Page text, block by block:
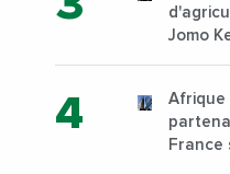
Jomo
sur son
Nairobi
Afrique
France